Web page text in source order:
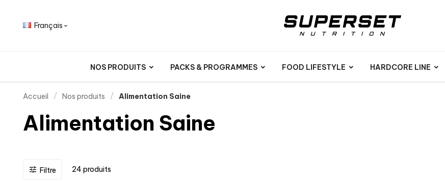
Français 
NOS PRODUITS PACKS & PROGRAMMES FOOD LIFESTYLE HARDCORE LINE
Accueil Nos produits Alimentation Saine
Alimentation Saine
 Filtre 24 produits